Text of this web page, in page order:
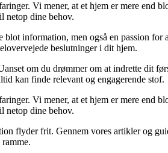
Vi mener, at et hjem er mere end
netop dine behov.
information, men også en passion for
beslutninger i dit hjem.
om du drømmer om at indrette dit
kan finde relevant og engagerende stof.
Vi mener, at et hjem er mere end
netop dine behov.
flyder frit. Gennem vores artikler og